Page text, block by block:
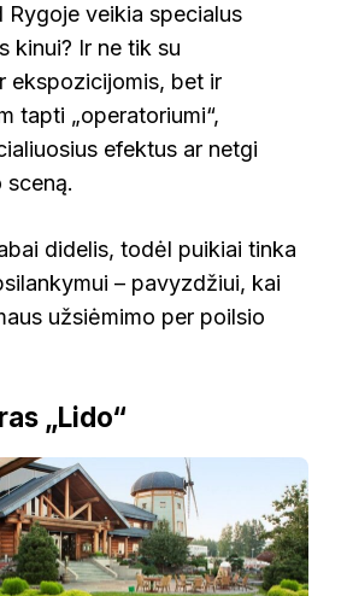
veikia specialus
kinui? Ir ne tik su
ekspozicijomis, bet ir
tapti „operatoriumi“,
efektus ar netgi
sceną.
didelis, todėl puikiai tinka
– pavyzdžiui, kai
užsiėmimo per poilsio
„Lido“